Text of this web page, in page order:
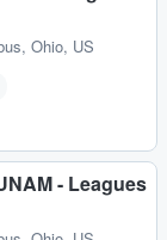
Ohio, US
- Leagues